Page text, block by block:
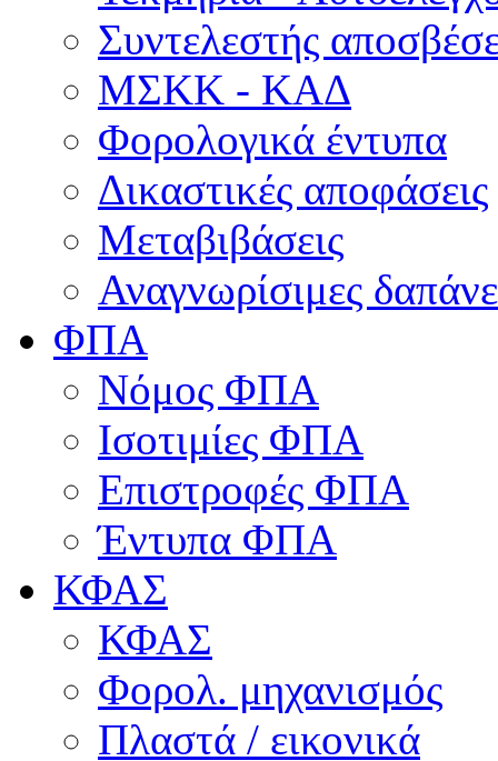
Συντελεστής
ΜΣKΚ - ΚΑΔ
Φορολογικά έντυπα
Δικαστικές αποφάσεις
Μεταβιβάσεις
Αναγνωρίσιμες
ΦΠΑ
Νόμος ΦΠΑ
Ισοτιμίες ΦΠΑ
Επιστροφές ΦΠΑ
Έντυπα ΦΠΑ
ΚΦΑΣ
ΚΦΑΣ
Φορολ. μηχανισμός
Πλαστά / εικονικά